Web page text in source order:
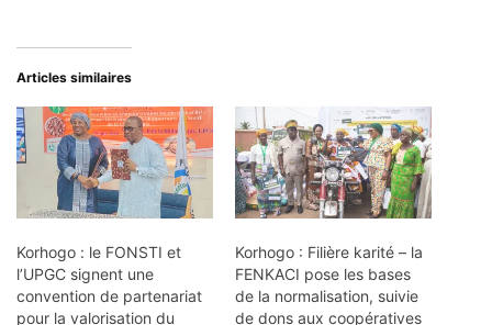
Articles similaires
Korhogo : le FONSTI et
l’UPGC signent une
convention de partenariat
pour la valorisation du
Korhogo : Filière karité – la
FENKACI pose les bases
de la normalisation, suivie
de dons aux coopératives